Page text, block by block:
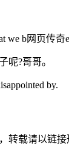
we b网页传奇
呢?哥哥。
by.
转载请以链